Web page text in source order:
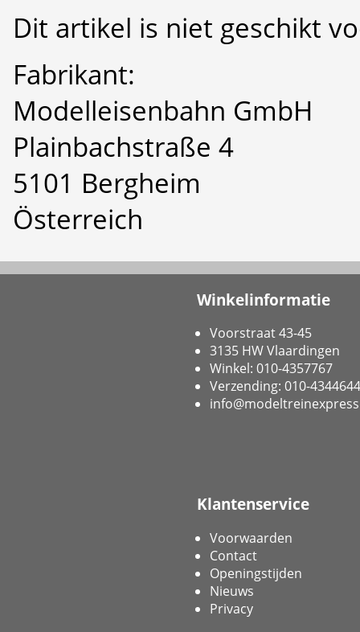
Dit artikel is niet geschikt
Fabrikant:
Modelleisenbahn GmbH
Plainbachstraße 4
5101 Bergheim
Österreich
Winkelinformatie
Voorstraat 43-45
3135 HW Vlaardingen
Winkel: 010-4357767
Verzending: 010-4344644
Klantenservice
Voorwaarden
Contact
Openingstijden
Nieuws
Privacy